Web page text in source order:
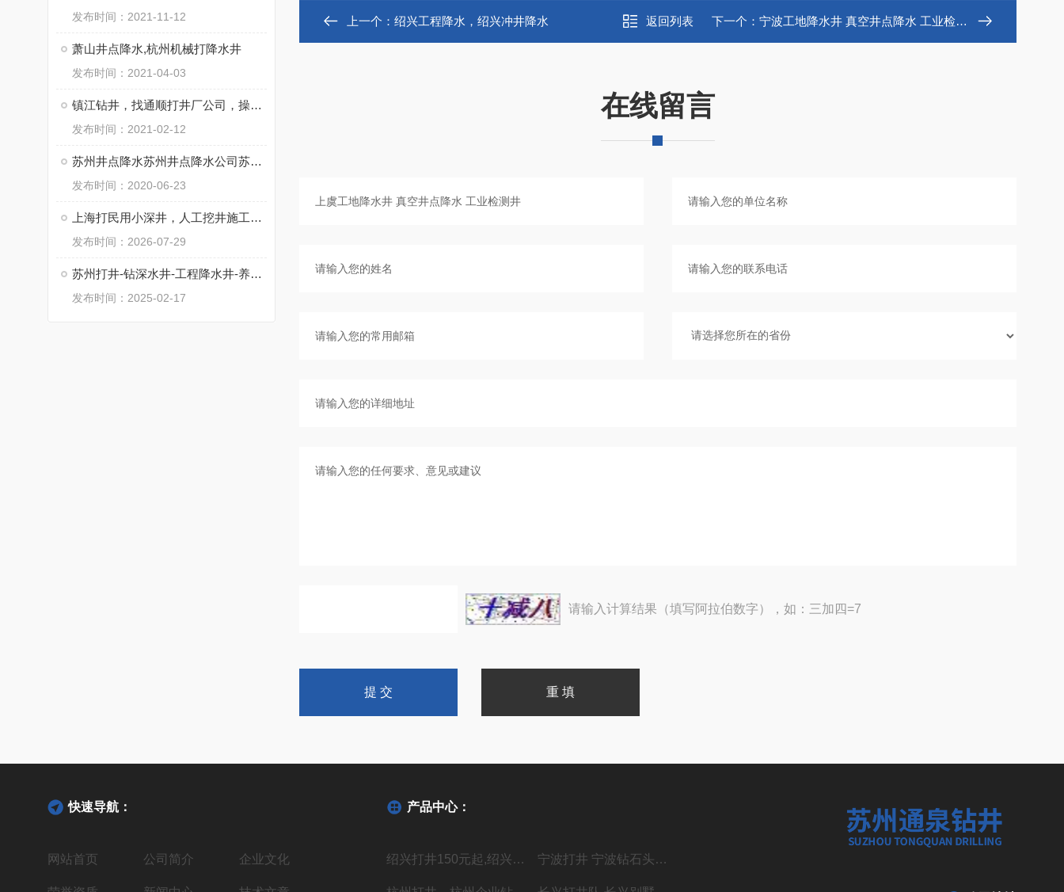
发布时间：2021-11-12
萧山井点降水,杭州机械打降水井
发布时间：2021-04-03
镇江钻井，找通顺打井厂公司，操作施工快
发布时间：2021-02-12
苏州井点降水苏州井点降水公司苏州井点降水有限公司通泉降水公司
发布时间：2020-06-23
上海打民用小深井，人工挖井施工，工程降水井
发布时间：2026-07-29
苏州打井-钻深水井-工程降水井-养殖井
发布时间：2025-02-17
上一个： 绍兴工程降水，绍兴冲井降水 返回列表 下一个： 宁波工地降水井 真空井点降水 工业检测井
在线留言
请输入计算结果（填写阿拉伯数字），如：三加四=7
快速导航：
网站首页 公司简介 企业文化
产品中心：
绍兴打井150元起,绍兴机器钻水井施工单位 宁波打井 宁波钻石头井20年经验丰富